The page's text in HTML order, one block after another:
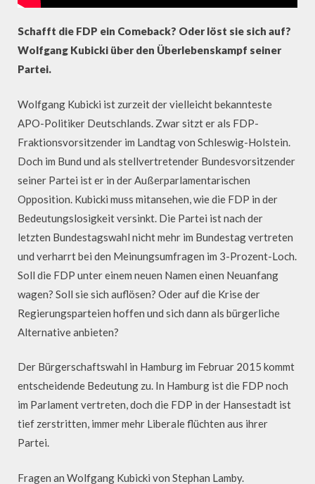
Schafft die FDP ein Comeback? Oder löst sie sich auf?
Wolfgang Kubicki über den Überlebenskampf seiner
Partei.
Wolfgang Kubicki ist zurzeit der vielleicht bekannteste
APO-Politiker Deutschlands. Zwar sitzt er als FDP-
Fraktionsvorsitzender im Landtag von Schleswig-Holstein.
Doch im Bund und als stellvertretender Bundesvorsitzender
seiner Partei ist er in der Außerparlamentarischen
Opposition. Kubicki muss mitansehen, wie die FDP in der
Bedeutungslosigkeit versinkt. Die Partei ist nach der
letzten Bundestagswahl nicht mehr im Bundestag vertreten
und verharrt bei den Meinungsumfragen im 3-Prozent-Loch.
Soll die FDP unter einem neuen Namen einen Neuanfang
wagen? Soll sie sich auflösen? Oder auf die Krise der
Regierungsparteien hoffen und sich dann als bürgerliche
Alternative anbieten?
Der Bürgerschaftswahl in Hamburg im Februar 2015 kommt
entscheidende Bedeutung zu. In Hamburg ist die FDP noch
im Parlament vertreten, doch die FDP in der Hansestadt ist
tief zerstritten, immer mehr Liberale flüchten aus ihrer
Partei.
Fragen an Wolfgang Kubicki von Stephan Lamby.